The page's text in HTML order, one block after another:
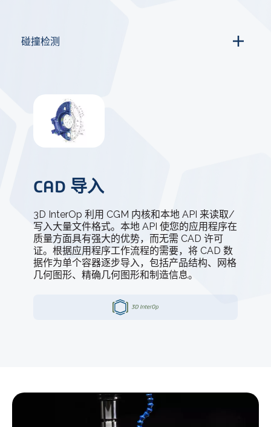
碰撞检测
CAD 导入
3D InterOp 利用 CGM 内核和本地 API 来读取/
写入大量文件格式。本地 API 使您的应用程序在
质量方面具有强大的优势，而无需 CAD 许可
证。根据应用程序工作流程的需要，将 CAD 数
据作为单个容器逐步导入，包括产品结构、网格
几何图形、精确几何图形和制造信息。